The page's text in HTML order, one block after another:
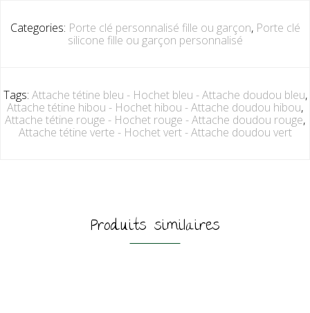
Categories: Porte clé personnalisé fille ou garçon, Porte clé
silicone fille ou garçon personnalisé
Tags: Attache tétine bleu - Hochet bleu - Attache doudou bleu,
Attache tétine hibou - Hochet hibou - Attache doudou hibou,
Attache tétine rouge - Hochet rouge - Attache doudou rouge,
Attache tétine verte - Hochet vert - Attache doudou vert
Produits similaires